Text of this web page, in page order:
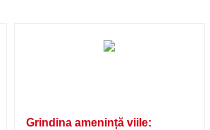
Grindina amenință viile: